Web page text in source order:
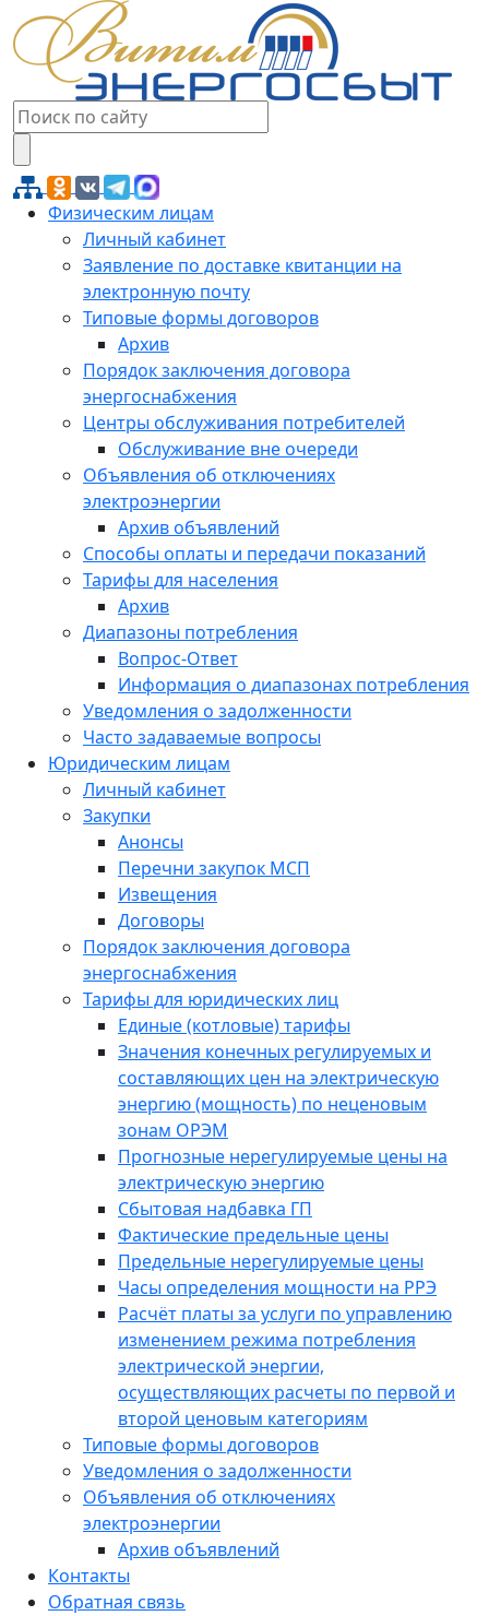
Физическим лицам
Личный кабинет
Заявление по доставке квитанции на
электронную почту
Типовые формы договоров
Архив
Порядок заключения договора
энергоснабжения
Центры обслуживания потребителей
Обслуживание вне очереди
Объявления об отключениях
электроэнергии
Архив объявлений
Способы оплаты и передачи показаний
Тарифы для населения
Архив
Диапазоны потребления
Вопрос-Ответ
Информация о диапазонах потребления
Уведомления о задолженности
Часто задаваемые вопросы
Юридическим лицам
Личный кабинет
Закупки
Анонсы
Перечни закупок МСП
Извещения
Договоры
Порядок заключения договора
энергоснабжения
Тарифы для юридических лиц
Единые (котловые) тарифы
Значения конечных регулируемых и
составляющих цен на электрическую
энергию (мощность) по неценовым
зонам ОРЭМ
Прогнозные нерегулируемые цены на
электрическую энергию
Сбытовая надбавка ГП
Фактические предельные цены
Предельные нерегулируемые цены
Часы определения мощности на РРЭ
Расчёт платы за услуги по управлению
изменением режима потребления
электрической энергии,
осуществляющих расчеты по первой и
второй ценовым категориям
Типовые формы договоров
Уведомления о задолженности
Объявления об отключениях
электроэнергии
Архив объявлений
Контакты
Обратная связь